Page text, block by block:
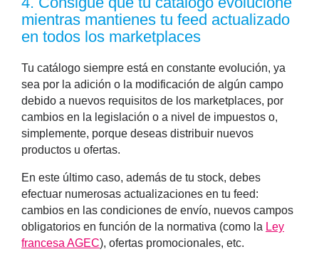
mientras mantienes tu feed actualizado
en todos los marketplaces
Tu catálogo siempre está en constante evolución, ya
sea por la adición o la modificación de algún campo
debido a nuevos requisitos de los marketplaces, por
cambios en la legislación o a nivel de impuestos o,
simplemente, porque deseas distribuir nuevos
productos u ofertas.
En este último caso, además de tu stock, debes
efectuar numerosas actualizaciones en tu feed:
cambios en las condiciones de envío, nuevos campos
obligatorios en función de la normativa (como la Ley
francesa AGEC), ofertas promocionales, etc.